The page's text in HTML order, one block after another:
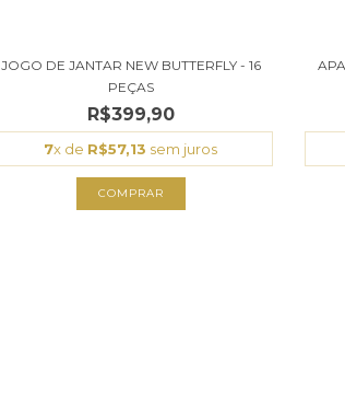
JOGO DE JANTAR NEW BUTTERFLY - 16
PEÇAS
R$399,90
7x de R$57,13 sem juros